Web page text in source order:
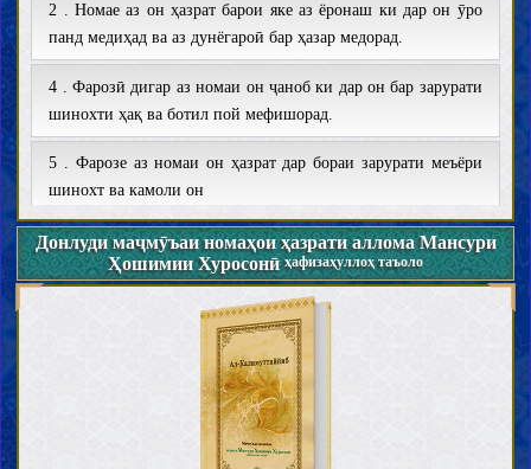
2 . Номае аз он ҳазрат барои яке аз ёронаш ки дар он ӯро
панд медиҳад ва аз дунёгароӣ бар ҳазар медорад.
4 . Фарозӣ дигар аз номаи он ҷаноб ки дар он бар зарурати
шинохти ҳақ ва ботил пой мефишорад.
5 . Фарозе аз номаи он ҳазрат дар бораи зарурати меъёри
шинохт ва камоли он
6 . Номае аз он ҳазрат ки дар он ёрони худро панд медиҳад.
7 . Фарозе аз номаи он ҳазрат дар некуҳиши олимони
8 . Фарозе аз номаи он ҳазрат ки дар он мардумро аз
гумроҳӣ бим медиҳад ва ба шинохти ҳақ ва пазириши он
Донлуди маҷмӯъаи номаҳои ҳазрати аллома Мансури
Ҳошимии Хуросонӣҳафизаҳуллоҳ таъоло